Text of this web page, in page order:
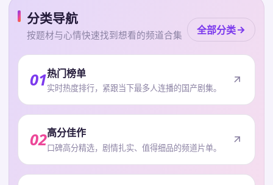
分类导航
按题材与心情快速找到想看的频道合集 全部分类
01热门榜单
实时热度排行，紧跟当下最多人连播的国产剧集。
02高分佳作
口碑高分精选，剧情扎实、值得细品的频道片单。